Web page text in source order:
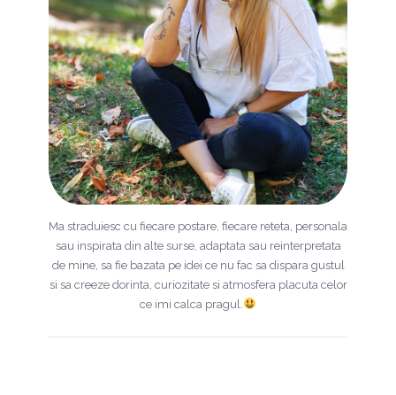
Ma straduiesc cu fiecare postare, fiecare reteta, personala
sau inspirata din alte surse, adaptata sau reinterpretata
de mine, sa fie bazata pe idei ce nu fac sa dispara gustul
si sa creeze dorinta, curiozitate si atmosfera placuta celor
ce imi calca pragul.